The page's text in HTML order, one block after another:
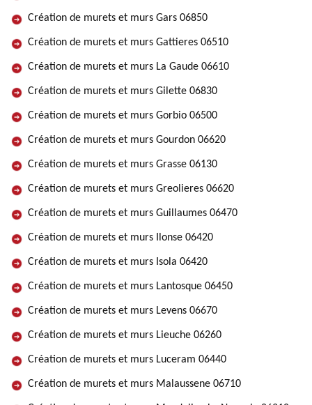
Création de murets et murs Gars 06850
Création de murets et murs Gattieres 06510
Création de murets et murs La Gaude 06610
Création de murets et murs Gilette 06830
Création de murets et murs Gorbio 06500
Création de murets et murs Gourdon 06620
Création de murets et murs Grasse 06130
Création de murets et murs Greolieres 06620
Création de murets et murs Guillaumes 06470
Création de murets et murs Ilonse 06420
Création de murets et murs Isola 06420
Création de murets et murs Lantosque 06450
Création de murets et murs Levens 06670
Création de murets et murs Lieuche 06260
Création de murets et murs Luceram 06440
Création de murets et murs Malaussene 06710